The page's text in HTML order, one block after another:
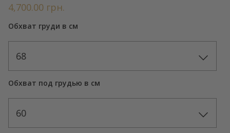
4,700.00 грн.
Обхват груди в см
68
Обхват под грудью в см
60